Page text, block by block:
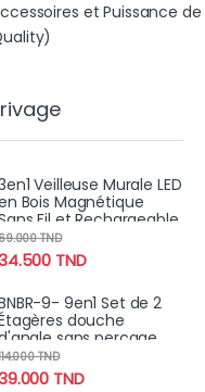
et Puissance de
Veilleuse Murale LED
Bois Magnétique
Fil et Rechargeable
Détecteur de
Mouvement
TND
TND
9- 9en1 Set de 2
douche
sans perçage
rangement salle
de bain TND
TND